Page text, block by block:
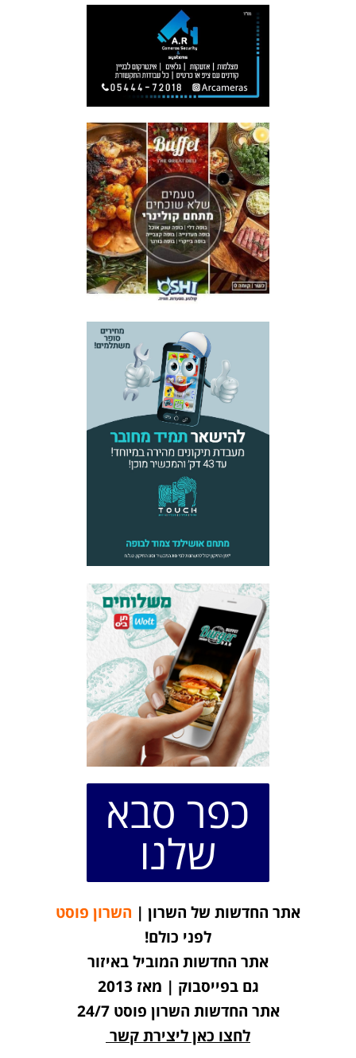
כפר סבא
שלנו
אתר החדשות של השרון | השרון פוסט
לפני כולם!
אתר החדשות המוביל באיזור
גם בפייסבוק | מאז 2013
אתר החדשות השרון פוסט 24/7
לחצו כאן ליצירת קשר